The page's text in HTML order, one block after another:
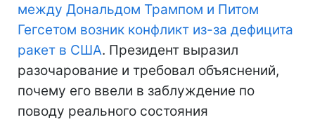
между Дональдом Трампом и Питом
Гегсетом возник конфликт из-за дефицита
ракет в США. Президент выразил
разочарование и требовал объяснений,
почему его ввели в заблуждение по
поводу реального состояния